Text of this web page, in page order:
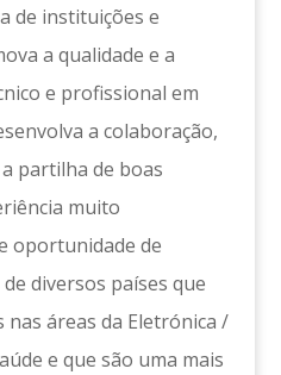
de instituições e
a qualidade e a
e profissional em
a colaboração,
partilha de boas
muito
oportunidade de
diversos países que
áreas da Eletrónica /
e que são uma mais